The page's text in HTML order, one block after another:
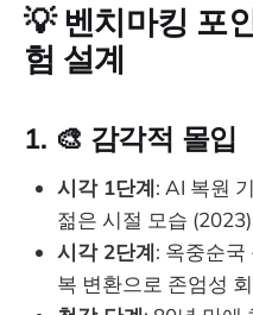
💡 벤치마킹 포
험 설계
1. 🎨 감각적 몰입
시각 1단계: AI 복원
젊은 시절 모습 (2023)
시각 2단계: 옥중순
복 변환으로 존엄성